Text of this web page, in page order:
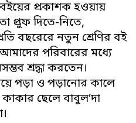
বইয়ের প্রকাশক হওয়ায়
প্রুফ দিতে-নিতে,
বছরেরে নতুন শ্রেণির বই
পরিবারের মধ্যে
শ্রদ্ধা করতেন।
পড়া ও পড়ানোর কালে
ছেলে বাবুল’দা